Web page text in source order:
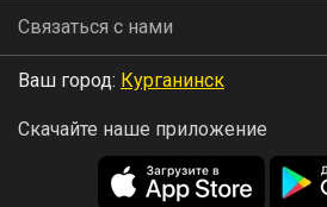
Связаться с нами
Ваш город: Курганинск
Скачайте наше приложение